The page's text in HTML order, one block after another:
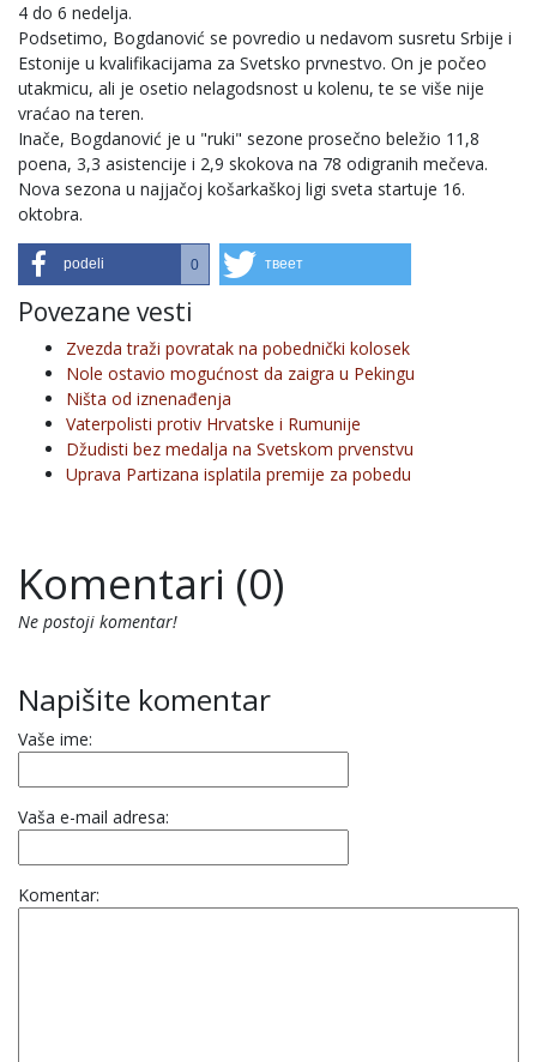
4 do 6 nedelja.
Podsetimo, Bogdanović se povredio u nedavom susretu Srbije i
Estonije u kvalifikacijama za Svetsko prvnestvo. On je počeo
utakmicu, ali je osetio nelagodsnost u kolenu, te se više nije
vraćao na teren.
Inače, Bogdanović je u "ruki" sezone prosečno beležio 11,8
poena, 3,3 asistencije i 2,9 skokova na 78 odigranih mečeva.
Nova sezona u najjačoj košarkaškoj ligi sveta startuje 16.
oktobra.
podeli 0 твеет
Povezane vesti
Zvezda traži povratak na pobednički kolosek
Nole ostavio mogućnost da zaigra u Pekingu
Ništa od iznenađenja
Vaterpolisti protiv Hrvatske i Rumunije
Džudisti bez medalja na Svetskom prvenstvu
Uprava Partizana isplatila premije za pobedu
Komentari (0)
Ne postoji komentar!
Napišite komentar
Vaše ime:
Vaša e-mail adresa:
Komentar: